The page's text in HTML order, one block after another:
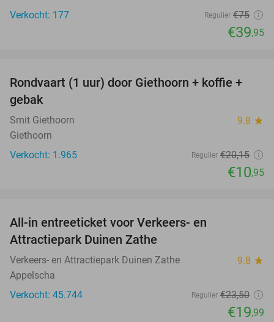
Verkocht: 177
Regulier €75
€39,95
46%
Rondvaart (1 uur) door Giethoorn + koffie +
gebak
Smit Giethoorn 9.8 star
Giethoorn
Verkocht: 1.965
Regulier €20,15
€10,95
All-in entreeticket voor Verkeers- en
Attractiepark Duinen Zathe
Verkeers- en Attractiepark Duinen Zathe 9.8 star
Appelscha
Verkocht: 45.744
Regulier €23,50
€19,99